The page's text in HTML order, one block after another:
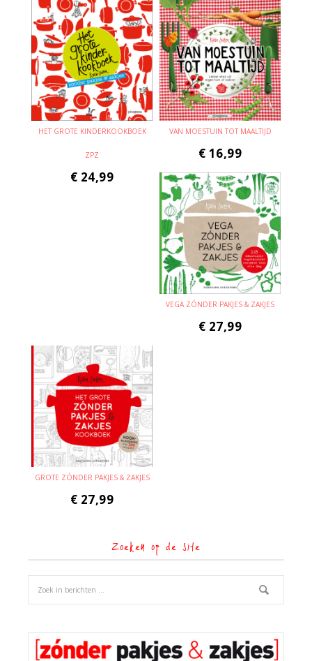
HET GROTE KINDERKOOKBOEK
ZPZ
€ 24,99
VAN MOESTUIN TOT MAALTIJD
€ 16,99
VEGA ZÓNDER PAKJES & ZAKJES
€ 27,99
GROTE ZÓNDER PAKJES & ZAKJES
€ 27,99
Zoeken op de site